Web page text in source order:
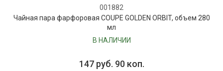
001882
Чайная пара фарфоровая COUPE GOLDEN ORBIT, объем 280
мл
В НАЛИЧИИ
147 руб. 90 коп.